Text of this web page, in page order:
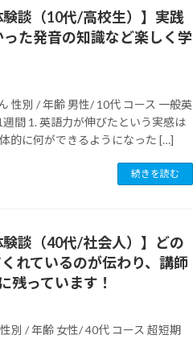
験談（10代/高校生）】実践
た発音の知識など楽しく学
性別 / 年齢 男性/ 10代 コース 一般英
間 1. 英語力が伸びたという実感は
的に何ができるようになった […]
続きを読む
験談（40代/社会人）】どの
れているのが伝わり、講師
残っています！
別 / 年齢 女性/ 40代 コース 超短期